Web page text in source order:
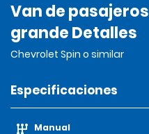
Van de pasajeros
grande Detalles
Chevrolet Spin o similar
Especificaciones
Manual